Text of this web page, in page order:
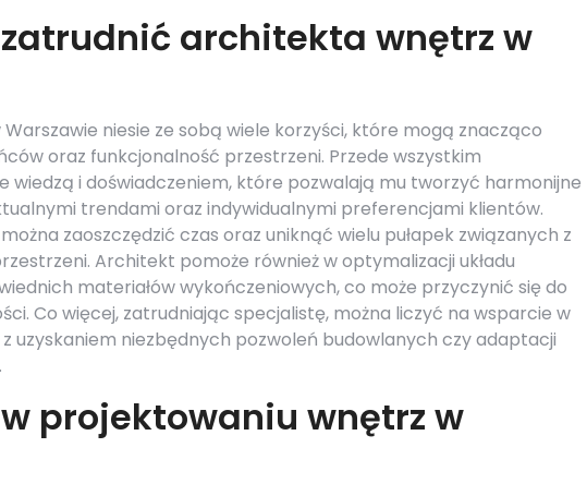
architekta wnętrz w
niesie ze sobą wiele korzyści, które mogą znacząco
oraz funkcjonalność przestrzeni. Przede wszystkim
i doświadczeniem, które pozwalają mu tworzyć harmonijne
trendami oraz indywidualnymi preferencjami klientów.
zaoszczędzić czas oraz uniknąć wielu pułapek związanych z
Architekt pomoże również w optymalizacji układu
materiałów wykończeniowych, co może przyczynić się do
Co więcej, zatrudniając specjalistę, można liczyć na wsparcie w
uzyskaniem niezbędnych pozwoleń budowlanych czy adaptacji
projektowaniu wnętrz w